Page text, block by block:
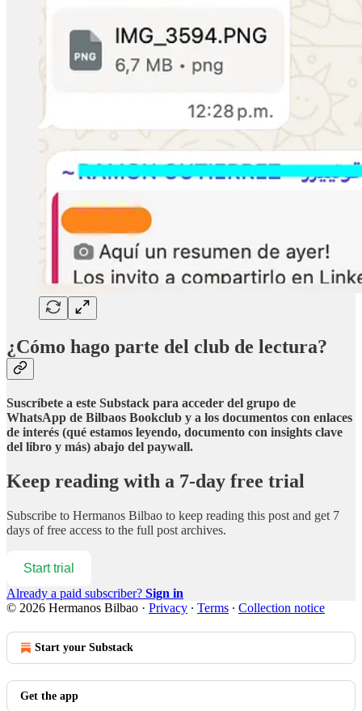
¿Cómo hago parte del club de lectura?
Suscríbete a este Substack para acceder del grupo de
WhatsApp de Bilbaos Bookclub y a los documentos con enlaces
de interés (qué estamos leyendo, documento con insights clave
del libro y más) abajo del paywall.
Keep reading with a 7-day free trial
Subscribe to Hermanos Bilbao to keep reading this post and get 7
days of free access to the full post archives.
Start trial
Already a paid subscriber? Sign in
© 2026 Hermanos Bilbao · Privacy ∙ Terms ∙ Collection notice
Start your Substack
Get the app